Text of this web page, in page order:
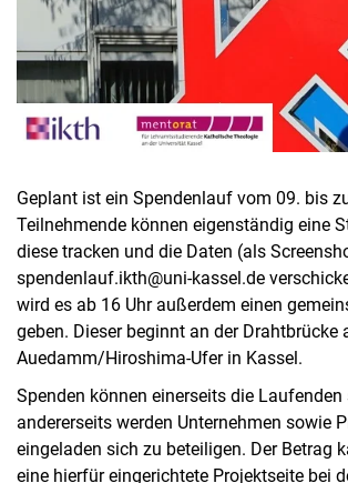
Geplant ist ein Spendenlauf vom 09. bis
Teilnehmende können eigenständig eine
diese tracken und die Daten (als
spendenlauf.ikth@uni-kassel.de
wird es ab 16 Uhr außerdem einen
geben. Dieser beginnt an der Drahtbrücke
Auedamm/Hiroshima-Ufer in Kassel.
Spenden können einerseits die Laufenden
andererseits werden Unternehmen sowie
eingeladen sich zu beteiligen. Der Betrag
eine hierfür eingerichtete Projektseite bei